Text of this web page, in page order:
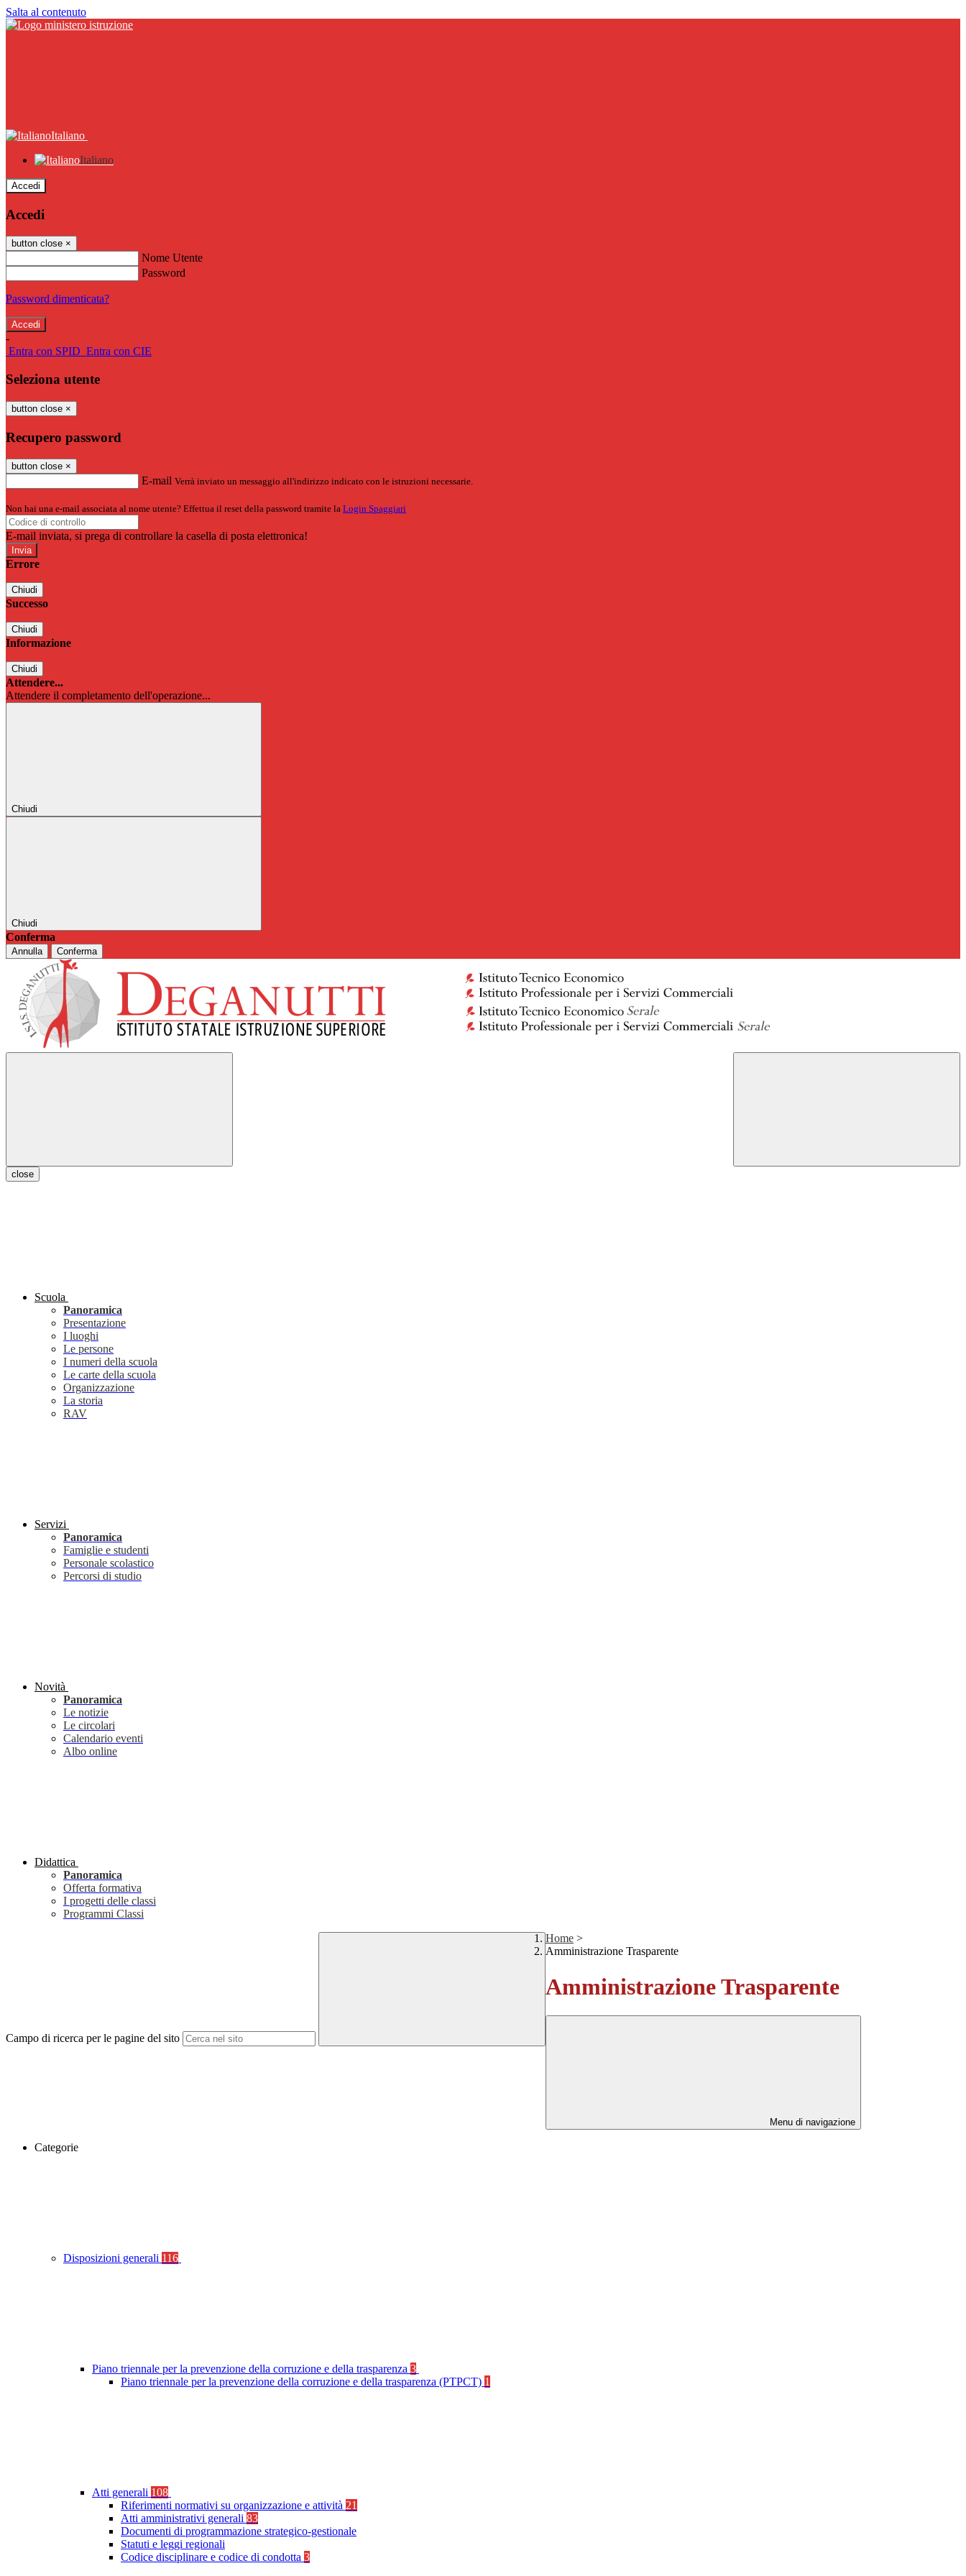
Salta al contenuto
Italiano
Italiano
Accedi
Accedi
button close ×
Nome Utente
Password
Password dimenticata?
-
Entra con SPID Entra con CIE
Seleziona utente
button close ×
Recupero password
button close ×
E-mail Verrà inviato un messaggio all'indirizzo indicato con le istruzioni necessarie.
Non hai una e-mail associata al nome utente? Effettua il reset della password tramite la Login Spaggiari
E-mail inviata, si prega di controllare la casella di posta elettronica!
Errore
Chiudi
Successo
Chiudi
Informazione
Chiudi
Attendere...
Attendere il completamento dell'operazione...
Chiudi
Chiudi
Conferma
Annulla Conferma
close
Scuola
Panoramica
Presentazione
I luoghi
Le persone
I numeri della scuola
Le carte della scuola
Organizzazione
La storia
RAV
Servizi
Panoramica
Famiglie e studenti
Personale scolastico
Percorsi di studio
Novità
Panoramica
Le notizie
Le circolari
Calendario eventi
Albo online
Didattica
Panoramica
Offerta formativa
I progetti delle classi
Programmi Classi
Campo di ricerca per le pagine del sito
Home >
Amministrazione Trasparente
Amministrazione Trasparente
Menu di navigazione
Categorie
Disposizioni generali 116
Piano triennale per la prevenzione della corruzione e della trasparenza 3
Piano triennale per la prevenzione della corruzione e della trasparenza (PTPCT) 1
Atti generali 108
Riferimenti normativi su organizzazione e attività 21
Atti amministrativi generali 83
Documenti di programmazione strategico-gestionale
Statuti e leggi regionali
Codice disciplinare e codice di condotta 3